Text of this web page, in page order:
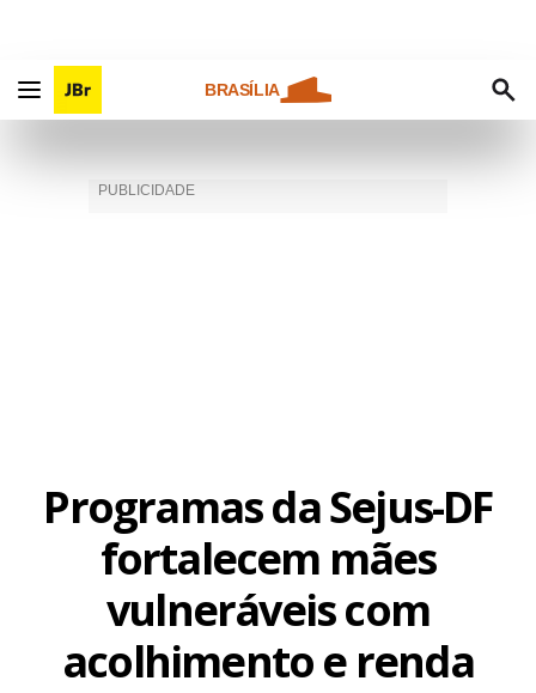
BRASÍLIA
Programas da Sejus-DF
fortalecem mães
vulneráveis com
acolhimento e renda